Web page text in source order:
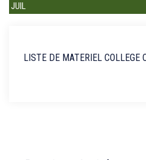
JUIL
LISTE DE MATERIEL